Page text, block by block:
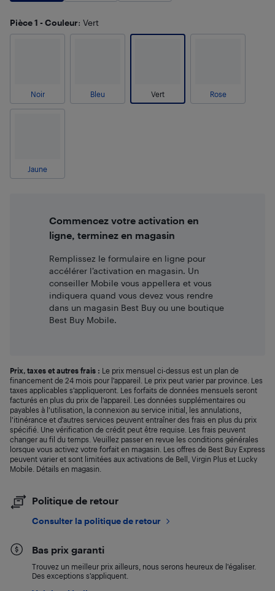
Pièce 1 - Couleur: Vert
Noir Bleu Vert Rose
Jaune
Commencez votre activation en
ligne, terminez en magasin
Remplissez le formulaire en ligne pour
accélérer l’activation en magasin. Un
conseiller Mobile vous appellera et vous
indiquera quand vous devez vous rendre
dans un magasin Best Buy ou une boutique
Best Buy Mobile.
Prix, taxes et autres frais : Le prix mensuel ci-dessus est un plan de
financement de 24 mois pour l’appareil. Le prix peut varier par province. Les
taxes applicables s’appliqueront. Les forfaits de données mensuels seront
facturés en plus du prix de l’appareil. Les données supplémentaires ou
payables à l’utilisation, la connexion au service initial, les annulations,
l’itinérance et d’autres services peuvent entraîner des frais en plus du prix
spécifié. Une vérification de crédit peut être requise. Les frais peuvent
changer au fil du temps. Veuillez passer en revue les conditions générales
lorsque vous activez votre forfait en magasin. Les offres de Best Buy Express
peuvent varier et sont limitées aux activations de Bell, Virgin Plus et Lucky
Mobile. Détails en magasin.
Politique de retour
Consulter la politique de retour
Bas prix garanti
Trouvez un meilleur prix ailleurs, nous serons heureux de l’égaliser.
Des exceptions s’appliquent.